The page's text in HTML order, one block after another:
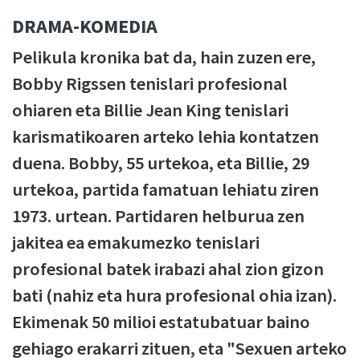
DRAMA-KOMEDIA
Pelikula kronika bat da, hain zuzen ere,
Bobby Rigssen tenislari profesional
ohiaren eta Billie Jean King tenislari
karismatikoaren arteko lehia kontatzen
duena. Bobby, 55 urtekoa, eta Billie, 29
urtekoa, partida famatuan lehiatu ziren
1973. urtean. Partidaren helburua zen
jakitea ea emakumezko tenislari
profesional batek irabazi ahal zion gizon
bati (nahiz eta hura profesional ohia izan).
Ekimenak 50 milioi estatubatuar baino
gehiago erakarri zituen, eta "Sexuen arteko